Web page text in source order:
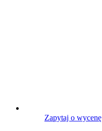
Zapytaj o wycenę